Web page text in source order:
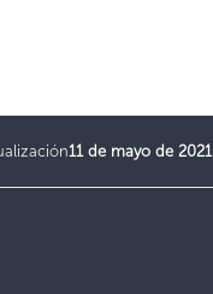
11 de mayo de 2021